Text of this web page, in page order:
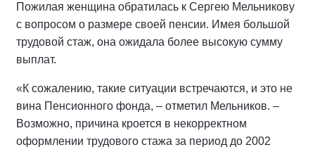
Пожилая женщина обратилась к Сергею Мельникову
с вопросом о размере своей пенсии. Имея большой
трудовой стаж, она ожидала более высокую сумму
выплат.
«К сожалению, такие ситуации встречаются, и это не
вина Пенсионного фонда, – отметил Мельников. –
Возможно, причина кроется в некорректном
оформлении трудового стажа за период до 2002